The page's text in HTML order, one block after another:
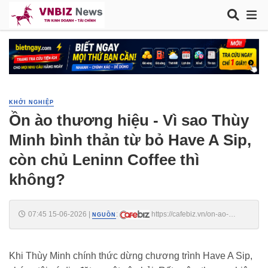
KHỞI NGHIỆP
Ồn ào thương hiệu - Vì sao Thùy
Minh bình thản từ bỏ Have A Sip,
còn chủ Leninn Coffee thì
không?
07:45 15-06-2026 NGUỒN :
https://cafebiz.vn/on-ao-
Khi Thùy Minh chính thức dừng chương trình Have A Sip,